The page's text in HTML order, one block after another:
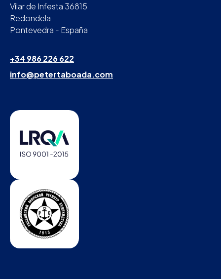
Vilar de Infesta 36815
Redondela
Pontevedra - España
+34 986 226 622
info@petertaboada.com